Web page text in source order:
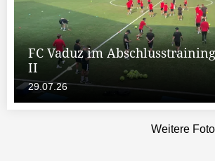
FC Vaduz im
II
29.07.26
Weitere